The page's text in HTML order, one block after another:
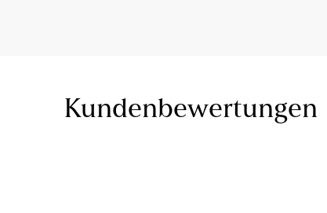
Kundenbewertungen